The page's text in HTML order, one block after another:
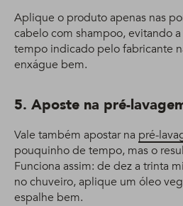
Aplique o produto apenas nas
cabelo com shampoo, evitando
tempo indicado pelo fabricante
enxágue bem.
5. Aposte na pré-
Vale também apostar na pré-
pouquinho de tempo, mas o
Funciona assim: de dez a trinta
no chuveiro, aplique um óleo
espalhe bem.